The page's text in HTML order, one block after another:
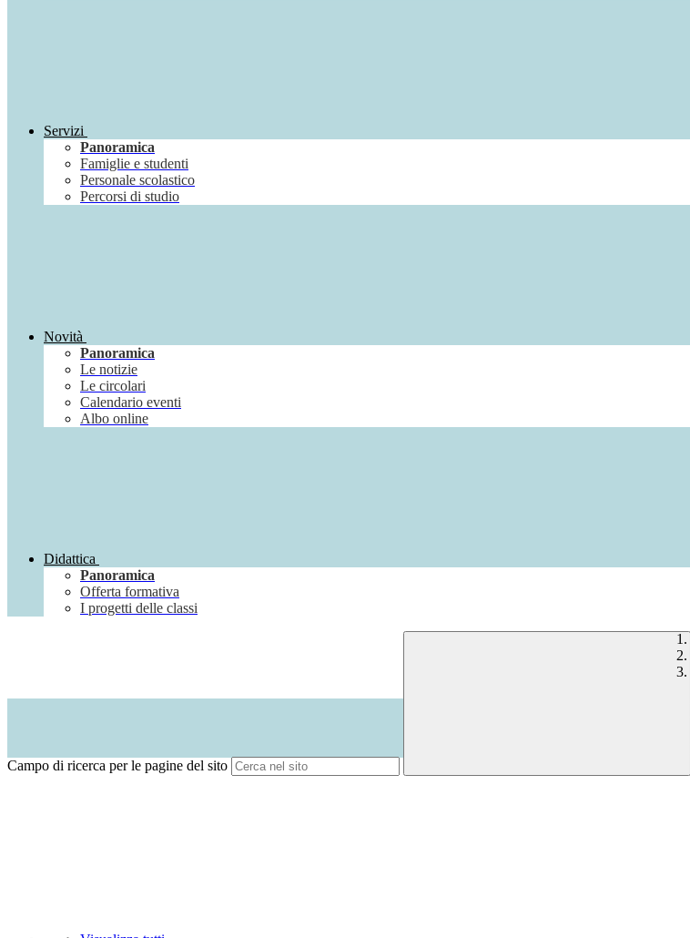
Servizi
Panoramica
Famiglie e studenti
Personale scolastico
Percorsi di studio
Novità
Panoramica
Le notizie
Le circolari
Calendario eventi
Albo online
Didattica
Panoramica
Offerta formativa
I progetti delle classi
Campo di ricerca per le pagine del sito